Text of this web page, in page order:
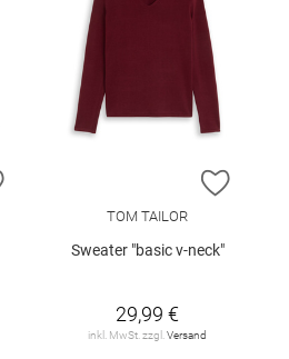
ZUR WUNSCHLISTE HINZUFÜGEN
ZUR
TOM TAILOR
Sweater "basic v-neck"
29,99 €
inkl. MwSt. zzgl. Versand